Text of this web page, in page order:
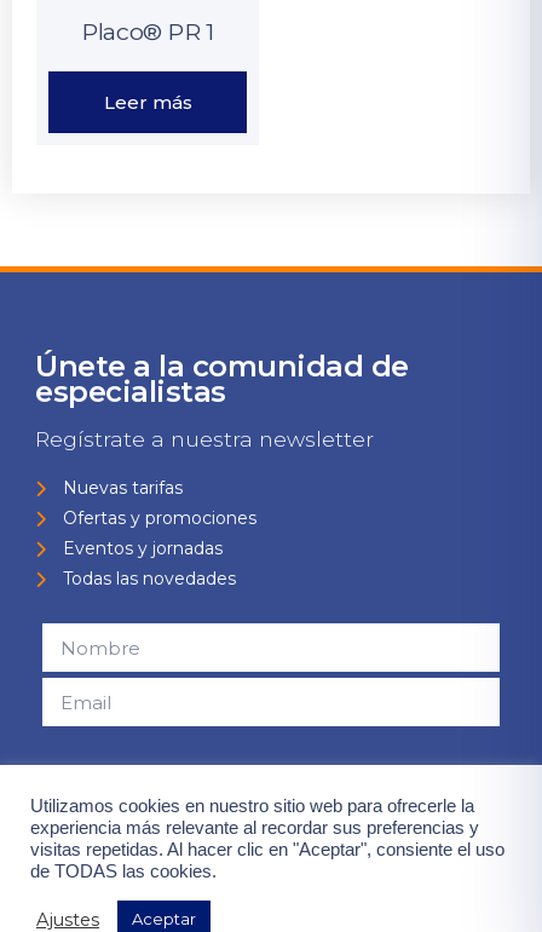
Placo® PR 1
Leer más
Únete a la comunidad de
especialistas
Regístrate a nuestra newsletter
Nuevas tarifas
Ofertas y promociones
Eventos y jornadas
Todas las novedades
Consiento el uso de mis datos para el envío de la newsletter,
¡Quiero mis ventajas!
Utilizamos cookies en nuestro sitio web para ofrecerle la
experiencia más relevante al recordar sus preferencias y
visitas repetidas. Al hacer clic en "Aceptar", consiente el uso
de TODAS las cookies.
Ajustes Aceptar